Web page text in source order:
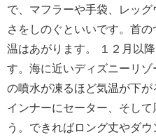
で、マフラーや手袋、レッ
さをしのぐといいです。首
温はあがります。 １２月以
す。海に近いディズニーリ
の噴水が凍るほど気温が下
インナーにセーター、そし
う。できればロング丈やダ